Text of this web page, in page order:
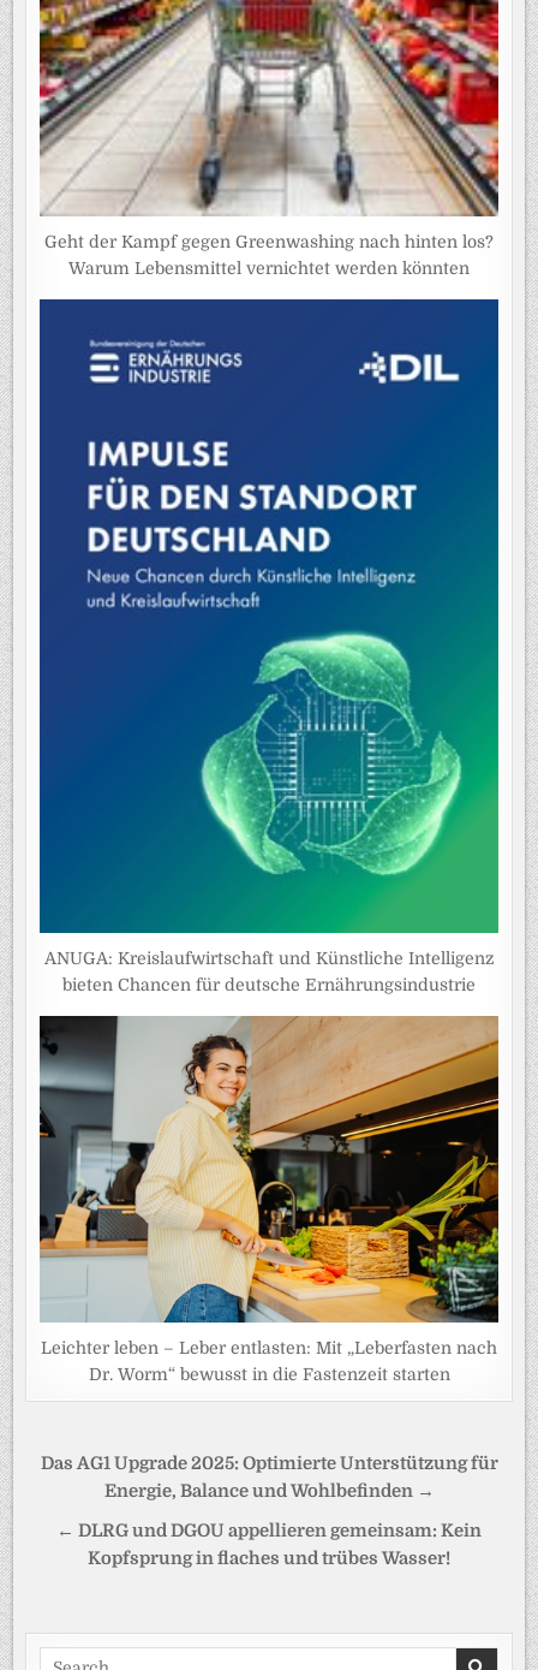
Geht der Kampf gegen Greenwashing nach hinten los?
Warum Lebensmittel vernichtet werden könnten
ANUGA: Kreislaufwirtschaft und Künstliche Intelligenz
bieten Chancen für deutsche Ernährungsindustrie
Leichter leben – Leber entlasten: Mit „Leberfasten nach
Dr. Worm“ bewusst in die Fastenzeit starten
Beitragsnavigation
Das AG1 Upgrade 2025: Optimierte Unterstützung für
Energie, Balance und Wohlbefinden →
← DLRG und DGOU appellieren gemeinsam: Kein
Kopfsprung in flaches und trübes Wasser!
Search